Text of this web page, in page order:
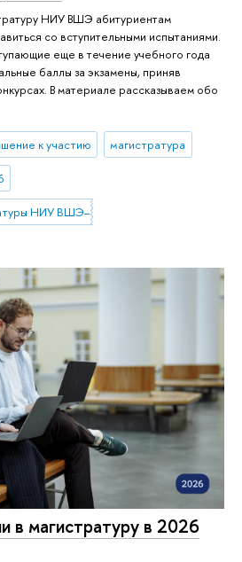
НИУ ВШЭ абитуриентам
со вступительными испытаниями.
еще в течение учебного года
баллы за экзамены, приняв
В материале рассказываем обо
к участию магистратура
НИУ ВШЭ—Нижний Новгород
в магистратуру в 2026